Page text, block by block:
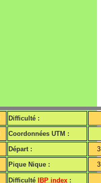
Difficulté :
Coordonnées UTM :
Départ :
Pique Nique :
Difficulté IBP index :